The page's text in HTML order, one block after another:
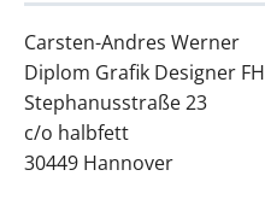
Carsten-Andres Werner
Diplom Grafik Designer FH
Stephanusstraße 23
c/o halbfett
30449 Hannover